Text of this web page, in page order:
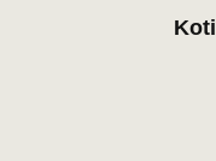
Koti